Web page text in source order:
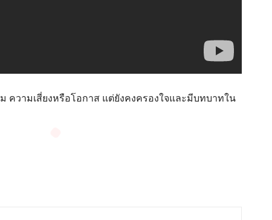
ความเสี่ยงหรือโอกาส แต่ยังคงครองใจและมีบทบาทใน